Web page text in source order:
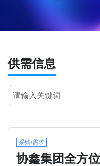
供需信息
采购/需求
协鑫集团全方